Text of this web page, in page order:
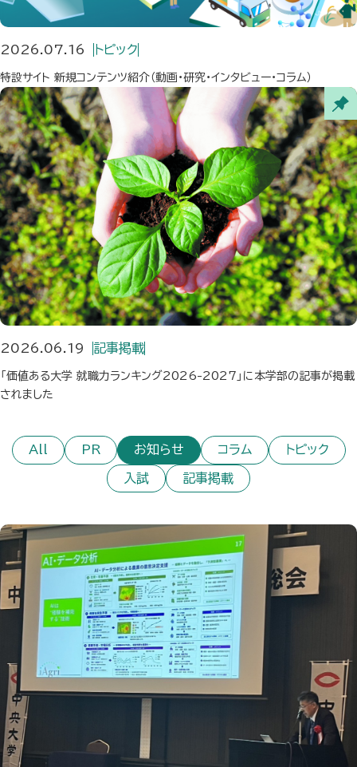
2026.07.16 トピック
特設サイト 新規コンテンツ紹介（動画・研究・インタビュー・コラム）
2026.06.19 記事掲載
「価値ある大学 就職力ランキング2026-2027」に本学部の記事が掲載
されました
All PR お知らせ コラム トピック
入試 記事掲載